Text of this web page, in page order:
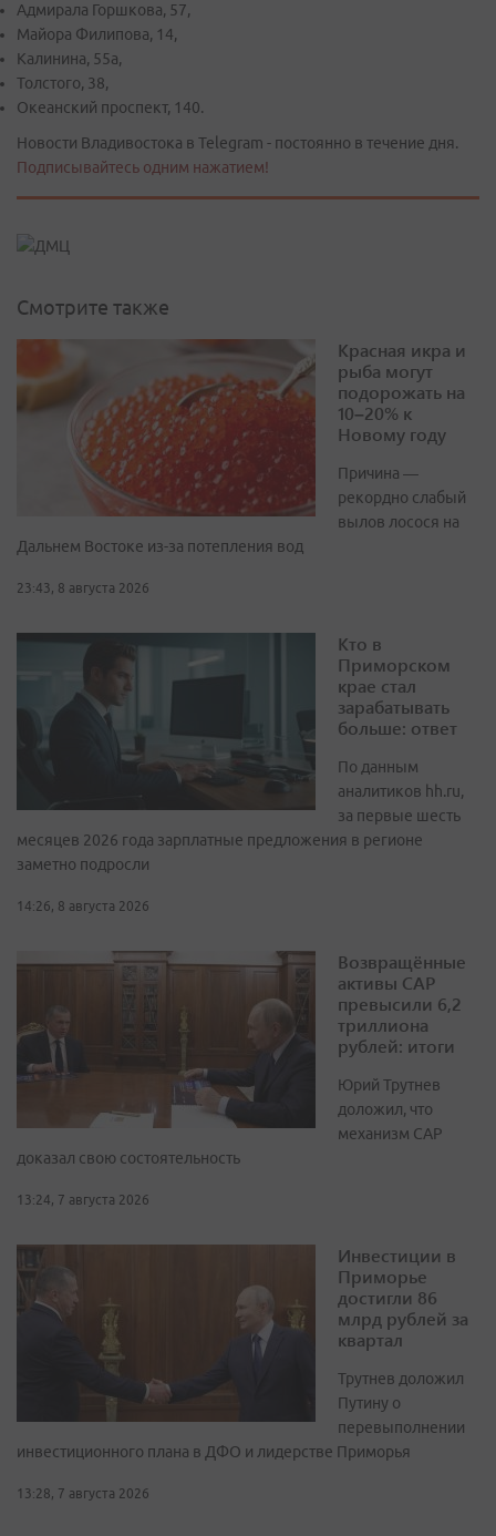
Адмирала Горшкова, 57,
Майора Филипова, 14,
Калинина, 55а,
Толстого, 38,
Океанский проспект, 140.
Новости Владивостока в Telegram - постоянно в течение дня.
Подписывайтесь одним нажатием!
Смотрите также
Красная икра и
рыба могут
подорожать на
10–20% к
Новому году
Причина —
рекордно слабый
вылов лосося на
Дальнем Востоке из-за потепления вод
23:43, 8 августа 2026
Кто в
Приморском
крае стал
зарабатывать
больше: ответ
По данным
аналитиков hh.ru,
за первые шесть
месяцев 2026 года зарплатные предложения в регионе
заметно подросли
14:26, 8 августа 2026
Возвращённые
активы САР
превысили 6,2
триллиона
рублей: итоги
Юрий Трутнев
доложил, что
механизм САР
доказал свою состоятельность
13:24, 7 августа 2026
Инвестиции в
Приморье
достигли 86
млрд рублей за
квартал
Трутнев доложил
Путину о
перевыполнении
инвестиционного плана в ДФО и лидерстве Приморья
13:28, 7 августа 2026